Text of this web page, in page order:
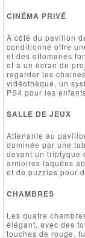
CINÉMA PRIVÉ
À côté du pavillon
conditionné offre
et des ottomanes
et à un écran de
regarder les
vidéothèque, un
PS4 pour les
SALLE DE JEUX
Attenante au
dominée par une
devant un triptyque
armoires laquées
et de puzzles pour
CHAMBRES
Les quatre
élégant, avec des
touches de rouge,